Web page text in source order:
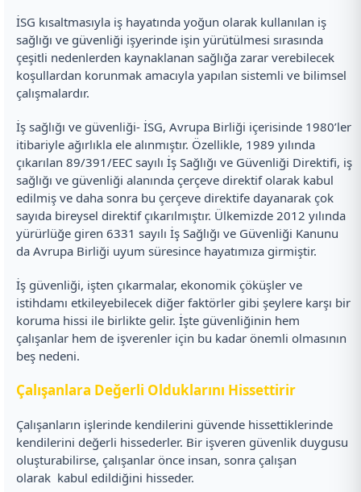
İSG kısaltmasıyla iş hayatında yoğun olarak kullanılan iş
sağlığı ve güvenliği işyerinde işin yürütülmesi sırasında
çeşitli nedenlerden kaynaklanan sağlığa zarar verebilecek
koşullardan korunmak amacıyla yapılan sistemli ve bilimsel
çalışmalardır.
İş sağlığı ve güvenliği- İSG, Avrupa Birliği içerisinde 1980’ler
itibariyle ağırlıkla ele alınmıştır. Özellikle, 1989 yılında
çıkarılan 89/391/EEC sayılı İş Sağlığı ve Güvenliği Direktifi, iş
sağlığı ve güvenliği alanında çerçeve direktif olarak kabul
edilmiş ve daha sonra bu çerçeve direktife dayanarak çok
sayıda bireysel direktif çıkarılmıştır. Ülkemizde 2012 yılında
yürürlüğe giren 6331 sayılı İş Sağlığı ve Güvenliği Kanunu
da Avrupa Birliği uyum süresince hayatımıza girmiştir.
İş güvenliği, işten çıkarmalar, ekonomik çöküşler ve
istihdamı etkileyebilecek diğer faktörler gibi şeylere karşı bir
koruma hissi ile birlikte gelir. İşte güvenliğinin hem
çalışanlar hem de işverenler için bu kadar önemli olmasının
beş nedeni.
Çalışanlara Değerli Olduklarını Hissettirir
Çalışanların işlerinde kendilerini güvende hissettiklerinde
kendilerini değerli hissederler. Bir işveren güvenlik duygusu
oluşturabilirse, çalışanlar önce insan, sonra çalışan
olarak kabul edildiğini hisseder.